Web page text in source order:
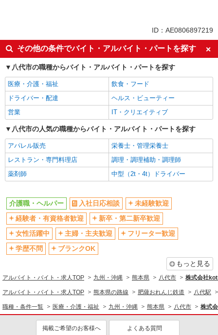
ボーナス・賞与あり
車通勤OK
交通費支給
社会保険あり
産休・育休取得実績あり
ID：AE0806897219
その他の条件でバイト・アルバイト・パートを探す
八代市の職種からバイト・アルバイト・パートを探す
医療・介護・福祉
飲食・フード
ドライバー・配達
ヘルス・ビューティー
営業
IT・クリエイティブ
八代市の人気の職種からバイト・アルバイト・パートを探す
アパレル販売
栄養士・管理栄養士
レストラン・専門料理店
調理・調理補助・調理師
薬剤師
中型（2t・4t）ドライバー
介護職・ヘルパー 入社日応相談
未経験歓迎
経験者・有資格者歓迎
新卒・第二新卒歓迎
女性活躍中
主婦・主夫歓迎
フリーター歓迎
学歴不問
ブランクOK
もっと見る
アルバイト・バイト・求人TOP 九州・沖縄 熊本県 八代市 株式会社
アルバイト・バイト・求人TOP 熊本県の路線 肥薩おれんじ鉄道 八代駅
職種・条件一覧 医療・介護・福祉 九州・沖縄 熊本県 八代市 株式
掲載ご希望のお客様へ よくある質問